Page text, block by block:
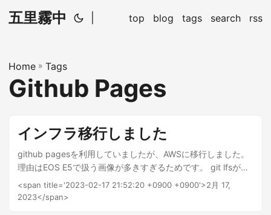
五里霧中 top blog tags search rss
Home » Tags
Github Pages
インフラ移行しました
github pagesを利用していましたが、AWSに移行しました。
理由はEOS E5で扱う画像が多きすぎるためです。 git lfsが
github pagesで使えないので移行しました。
<span title='2023-02-17 21:52:20 +0900 +0900'>2月 17,
2023</span>